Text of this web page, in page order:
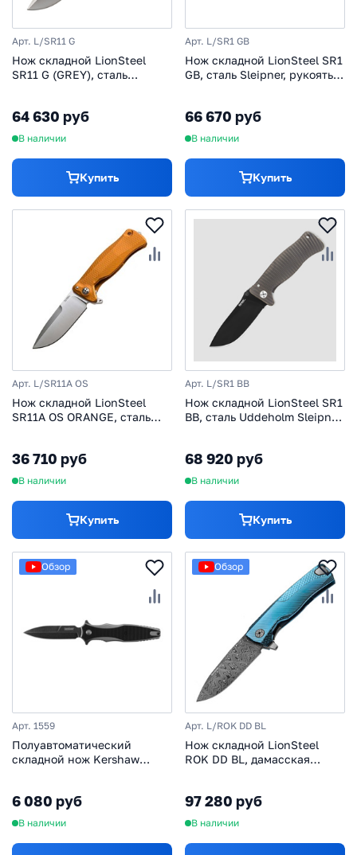
Арт. L/SR11 G
Нож складной LionSteel
SR11 G (GREY), сталь
технологии Solid®, серый
64 630 руб
В наличии
Купить
Арт. L/SR1 GB
Нож складной LionSteel SR1
GB, сталь Sleipner, рукоять
66 670 руб
В наличии
Купить
Арт. L/SR11A OS
Нож складной LionSteel
SR11A OS ORANGE, сталь
(Solid®), оранжевый
36 710 руб
В наличии
Купить
Арт. L/SR1 BB
Нож складной LionSteel SR1
BB, сталь Uddeholm Sleipner,
68 920 руб
В наличии
Купить
Обзор
Арт. 1559
Полуавтоматический
cкладной нож Kershaw
сталь
6 080 руб
В наличии
Обзор
Арт. L/ROK DD BL
Нож складной LionSteel
ROK DD BL, дамасская
97 280 руб
В наличии